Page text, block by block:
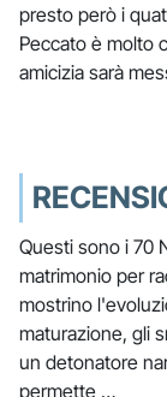
presto però i
Peccato è molto
amicizia sarà
Questi sono i 70
matrimonio per
mostrino
maturazione, gli
un detonatore
permette …